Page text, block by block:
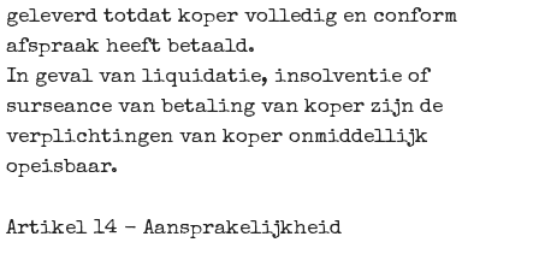
geleverd totdat koper volledig en conform
afspraak heeft betaald.
In geval van liquidatie, insolventie of
surseance van betaling van koper zijn de
verplichtingen van koper onmiddellijk
opeisbaar.
Artikel 14 - Aansprakelijkheid